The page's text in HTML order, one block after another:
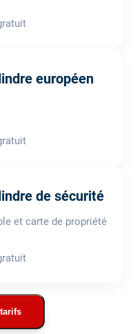
européen
de sécurité
et carte de propriété